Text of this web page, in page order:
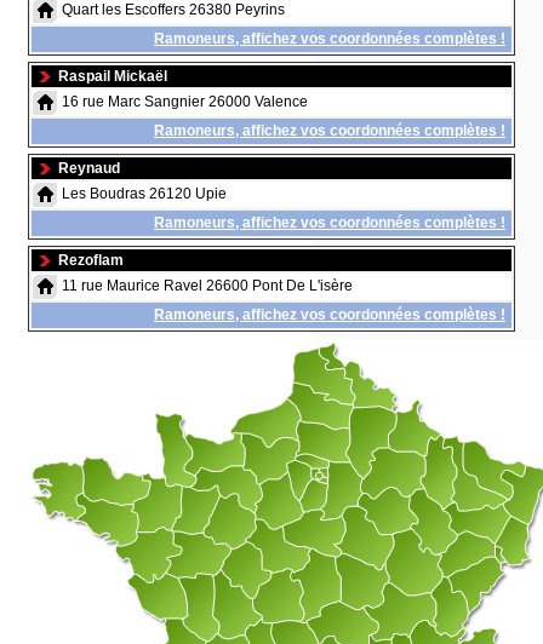
Quart les Escoffers 26380 Peyrins
Ramoneurs, affichez vos coordonnées complètes !
Raspail Mickaël
16 rue Marc Sangnier 26000 Valence
Ramoneurs, affichez vos coordonnées complètes !
Reynaud
Les Boudras 26120 Upie
Ramoneurs, affichez vos coordonnées complètes !
Rezoflam
11 rue Maurice Ravel 26600 Pont De L'isère
Ramoneurs, affichez vos coordonnées complètes !